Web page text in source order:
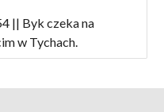
|| Byk czeka na
w Tychach.